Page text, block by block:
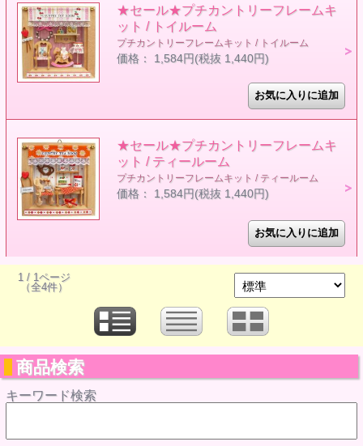
★セール★プチカントリーフレームキ
ット / トイルーム
プチカントリーフレームキット / トイルーム
価格： 1,584円(税抜 1,440円)
★セール★プチカントリーフレームキ
ット / ティールーム
プチカントリーフレームキット / ティールーム
価格： 1,584円(税抜 1,440円)
1 / 1ページ
（全4件）
商品検索
キーワード検索